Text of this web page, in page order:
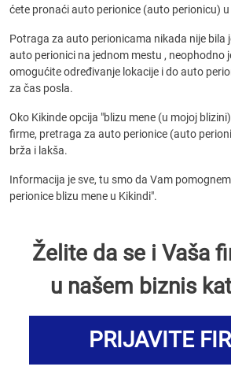
ćete pronaći auto perionice (auto perionicu)
Potraga za auto perionicama nikada nije bila
auto perionici na jednom mestu , neophodno
omogućite određivanje lokacije i do auto
za čas posla.
Oko Kikinde opcija "blizu mene (u mojoj
firme, pretraga za auto perionice (auto
brža i lakša.
Informacija je sve, tu smo da Vam
perionice blizu mene u Kikindi".
Želite da se i Vaša
u našem biznis
PRIJAVITE